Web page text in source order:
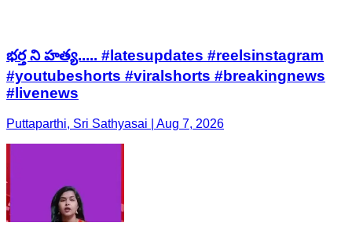
భర్త ని హత్య..... #latesupdates #reelsinstagram
#youtubeshorts #viralshorts #breakingnews
#livenews
Puttaparthi, Sri Sathyasai | Aug 7, 2026